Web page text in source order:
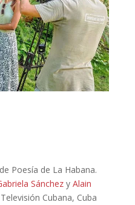
Poesía de La Habana.
Sánchezy Alain
Cubana, Cuba